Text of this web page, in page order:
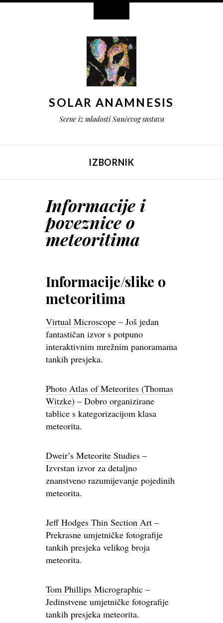
SOLAR ANAMNESIS
Scene iz mladosti Sunčevog sustava
IZBORNIK
Informacije i
poveznice o
meteoritima
Informacije/slike o
meteoritima
Virtual Microscope – Još jedan
fantastičan izvor s potpuno
interaktivnim mrežnim panoramama
tankih presjeka.
Photo Atlas of Meteorites (Thomas
Witzke) – Dobro organizirane
tablice s kategorizacijom klasa
meteorita.
Dweir’s Meteorite Studies –
Izvrstan izvor za detaljno
znanstveno razumijevanje pojedinih
meteorita.
Jeff Hodges Thin Section Art –
Prekrasne umjetničke fotografije
tankih presjeka velikog broja
meteorita.
Tom Phillips Micrographic –
Jedinstvene umjetničke fotografije
tankih presjeka meteorita.